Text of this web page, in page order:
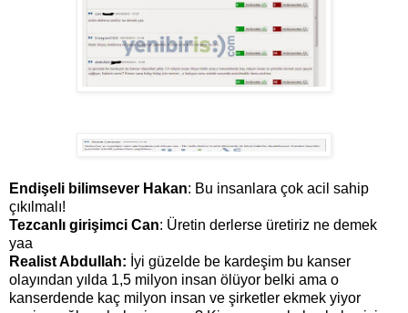
Endişeli bilimsever Hakan: Bu insanlara çok acil sahip
çıkılmalı!
Tezcanlı girişimci Can: Üretin derlerse üretiriz ne demek
yaa
Realist Abdullah: İyi güzelde be kardeşim bu kanser
olayından yılda 1,5 milyon insan ölüyor belki ama o
kanserdende kaç milyon insan ve şirketler ekmek yiyor